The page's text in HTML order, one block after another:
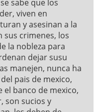
sabe que los
viven en
y asesinan a la
sus crimenes, los
la nobleza para
dejar susu
manejen, nunca ha
pais de mexico,
el banco de mexico,
son sucios y